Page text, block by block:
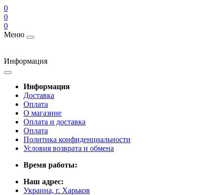
0
0
0
Меню
Информация
Информация
Доставка
Оплата
О магазине
Оплата и доставка
Оплата
Политика конфиденциальности
Условия возврата и обмена
Время работы:
Наш адрес:
Украина, г. Харьков